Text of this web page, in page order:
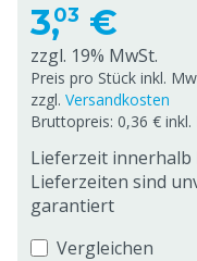
3,03 €
zzgl. 19% MwSt.
Preis pro Stück inkl.
zzgl. Versandkosten
Bruttopreis: 0,36 €
Lieferzeit innerhalb
Lieferzeiten sind
garantiert
Vergleichen